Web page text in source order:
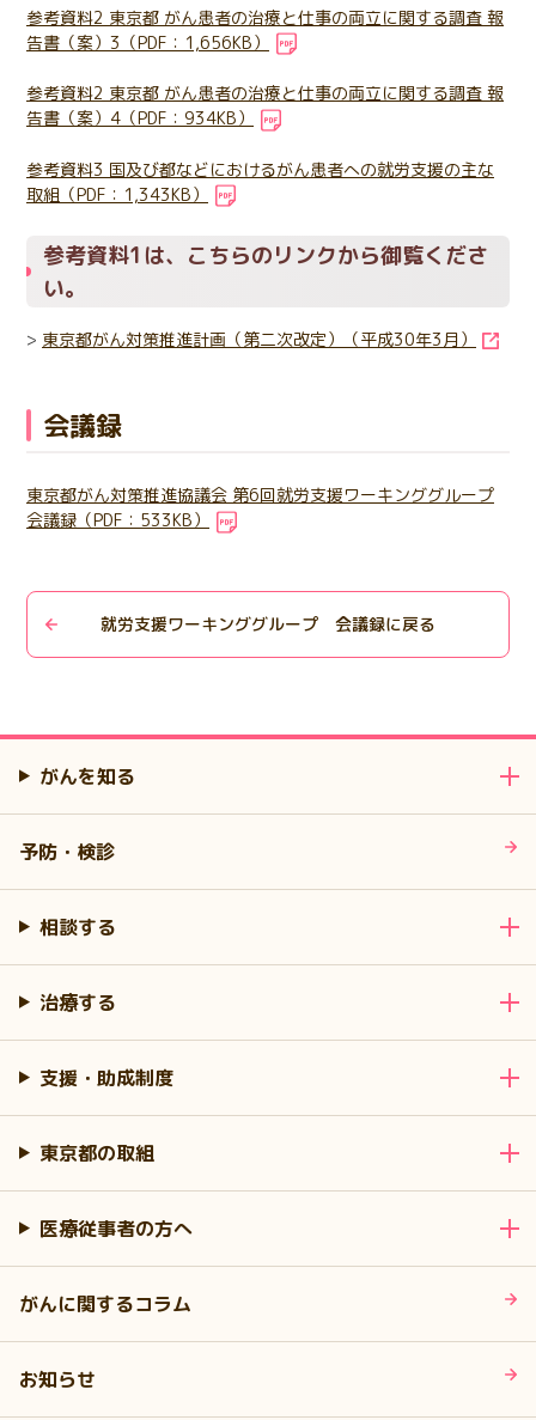
参考資料2 東京都 がん患者の治療と仕事の両立に関する調査 報
告書（案）3（PDF：1,656KB）
参考資料2 東京都 がん患者の治療と仕事の両立に関する調査 報
告書（案）4（PDF：934KB）
参考資料3 国及び都などにおけるがん患者への就労支援の主な
取組（PDF：1,343KB）
参考資料1は、こちらのリンクから御覧くださ
い。
> 東京都がん対策推進計画（第二次改定）（平成30年3月）
会議録
東京都がん対策推進協議会 第6回就労支援ワーキンググループ
会議録（PDF：533KB）
就労支援ワーキンググループ 会議録に戻る
がんを知る
予防・検診
相談する
治療する
支援・助成制度
東京都の取組
医療従事者の方へ
がんに関するコラム
お知らせ